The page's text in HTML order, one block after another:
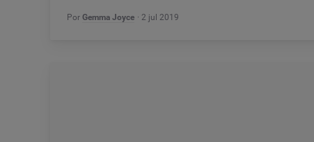
Por Gemma Joyce 2 jul 2019